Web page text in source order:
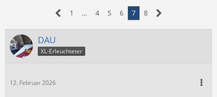
1 … 4 5 6 7 8
DAU
XL-Erleuchteter
12. Februar 2026